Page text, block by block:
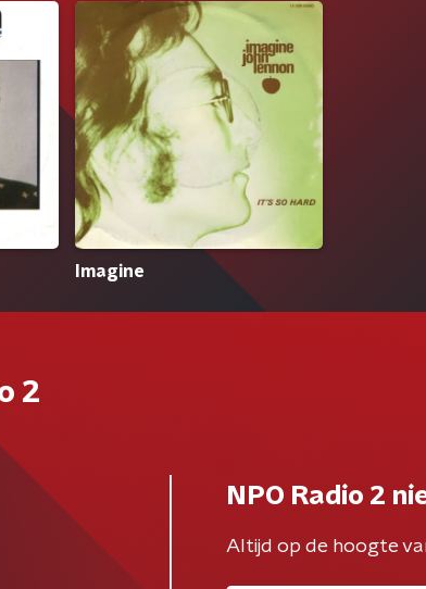
Imagine
2
NPO Radio 2
Altijd op de hoogte